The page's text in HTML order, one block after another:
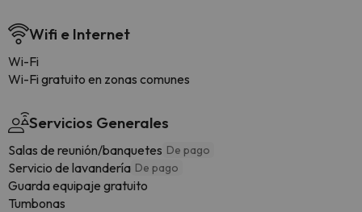
Wifi e Internet
Wi-Fi
Wi-Fi gratuito en zonas comunes
Servicios Generales
Salas de reunión/banquetes De pago
Servicio de lavandería De pago
Guarda equipaje gratuito
Tumbonas